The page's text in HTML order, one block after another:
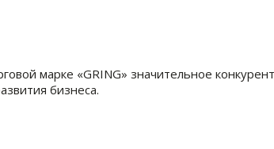
марке «GRING» значительное
бизнеса.